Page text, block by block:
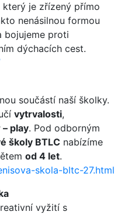
který je zřízený přímo
nenásilnou formou
bojujeme proti
dýchacích cest.
součástí naší školky.
vytrvalosti,
play. Pod odborným
školy BTLC nabízíme
od 4 let.
skola-bltc-27.html
vyžití s